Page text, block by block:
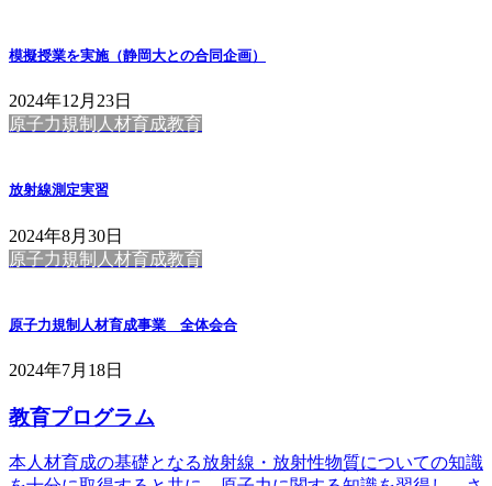
模擬授業を実施（静岡大との合同企画）
2024年12月23日
原子力規制人材育成教育
放射線測定実習
2024年8月30日
原子力規制人材育成教育
原子力規制人材育成事業 全体会合
2024年7月18日
教育プログラム
本人材育成の基礎となる放射線・放射性物質についての知識